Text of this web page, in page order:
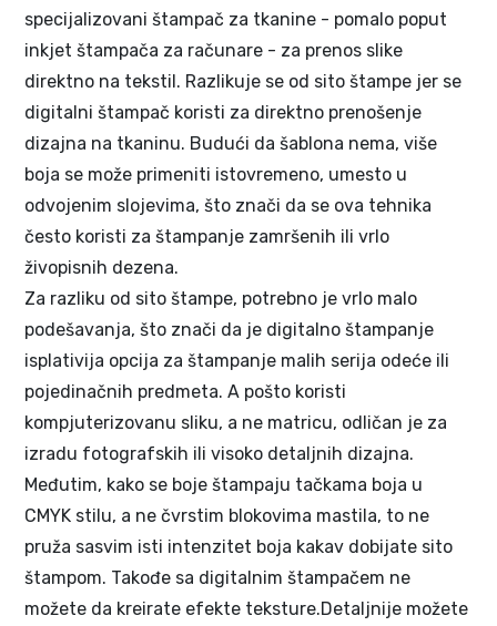
specijalizovani štampač za tkanine - pomalo poput
inkjet štampača za računare - za prenos slike
direktno na tekstil. Razlikuje se od sito štampe jer se
digitalni štampač koristi za direktno prenošenje
dizajna na tkaninu. Budući da šablona nema, više
boja se može primeniti istovremeno, umesto u
odvojenim slojevima, što znači da se ova tehnika
često koristi za štampanje zamršenih ili vrlo
živopisnih dezena.
Za razliku od sito štampe, potrebno je vrlo malo
podešavanja, što znači da je digitalno štampanje
isplativija opcija za štampanje malih serija odeće ili
pojedinačnih predmeta. A pošto koristi
kompjuterizovanu sliku, a ne matricu, odličan je za
izradu fotografskih ili visoko detaljnih dizajna.
Međutim, kako se boje štampaju tačkama boja u
CMYK stilu, a ne čvrstim blokovima mastila, to ne
pruža sasvim isti intenzitet boja kakav dobijate sito
štampom. Takođe sa digitalnim štampačem ne
možete da kreirate efekte teksture.Detaljnije možete